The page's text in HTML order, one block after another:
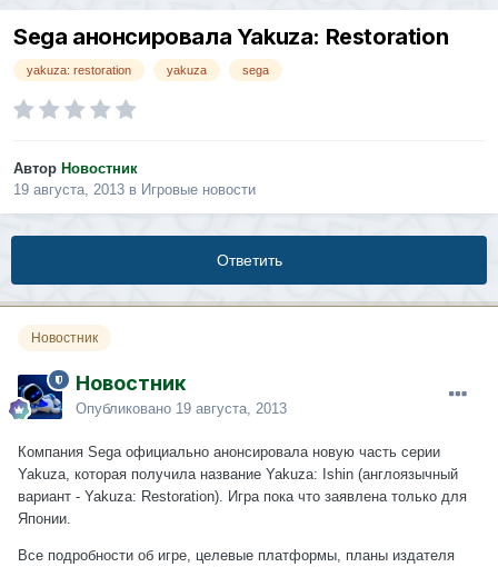
Sega анонсировала Yakuza: Restoration
yakuza: restoration yakuza sega
Автор Новостник
19 августа, 2013 в Игровые новости
Ответить
Новостник
Новостник
Опубликовано 19 августа, 2013
Компания Sega официально анонсировала новую часть серии
Yakuza, которая получила название Yakuza: Ishin (англоязычный
вариант - Yakuza: Restoration). Игра пока что заявлена только для
Японии.
Все подробности об игре, целевые платформы, планы издателя